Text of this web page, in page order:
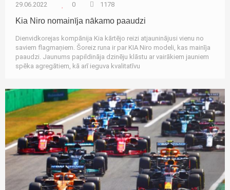
29.06.2022 0 1178
Kia Niro nomainīja nākamo paaudzi
Dienvidkorejas kompānija Kia kārtējo reizi atjauninājusi vienu no
saviem flagmaņiem. Šoreiz runa ir par KIA Niro modeli, kas mainīja
paaudzi. Jaunums papildināja dzinēju klāstu ar vairākiem jauniem
spēka agregātiem, kā arī ieguva kvalitatīvu